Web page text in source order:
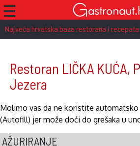
☰
Najveća hrvatska baza restorana i recepata
Restoran LIČKA KUĆA,
Jezera
Molimo vas da ne koristite automatsko
(Autofill) jer može doći do grešaka u
AŽURIRANJE